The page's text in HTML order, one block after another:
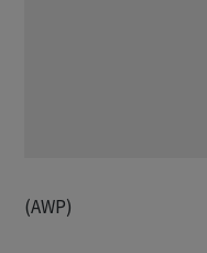
(AWP)